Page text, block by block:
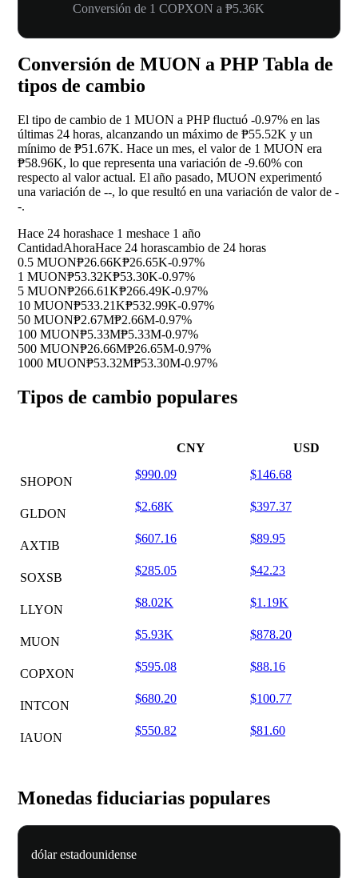
Conversión de 1 COPXON a ₱5.36K
Conversión de MUON a PHP Tabla de
tipos de cambio
El tipo de cambio de 1 MUON a PHP fluctuó -0.97% en las
últimas 24 horas, alcanzando un máximo de ₱55.52K y un
mínimo de ₱51.67K. Hace un mes, el valor de 1 MUON era
₱58.96K, lo que representa una variación de -9.60% con
respecto al valor actual. El año pasado, MUON experimentó
una variación de --, lo que resultó en una variación de valor de -
-.
Hace 24 horashace 1 meshace 1 año
CantidadAhoraHace 24 horascambio de 24 horas
0.5 MUON₱26.66K₱26.65K-0.97%
1 MUON₱53.32K₱53.30K-0.97%
5 MUON₱266.61K₱266.49K-0.97%
10 MUON₱533.21K₱532.99K-0.97%
50 MUON₱2.67M₱2.66M-0.97%
100 MUON₱5.33M₱5.33M-0.97%
500 MUON₱26.66M₱26.65M-0.97%
1000 MUON₱53.32M₱53.30M-0.97%
Tipos de cambio populares
CNY USD
SHOPON
$990.09 $146.68
GLDON
$2.68K $397.37
AXTIB
$607.16 $89.95
SOXSB
$285.05 $42.23
LLYON
$8.02K $1.19K
MUON
$5.93K $878.20
COPXON
$595.08 $88.16
INTCON
$680.20 $100.77
IAUON
$550.82 $81.60
Monedas fiduciarias populares
dólar estadounidense